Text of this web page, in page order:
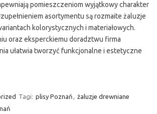
pomieszczeniom wyjątkowy charakter
asortymentu są rozmaite żaluzje
kolorystycznych i materiałowych.
oraz eksperckiemu doradztwu firma
ułatwia tworzyć funkcjonalne i estetyczne
Tagi: plisy Poznań, żaluzje drewniane